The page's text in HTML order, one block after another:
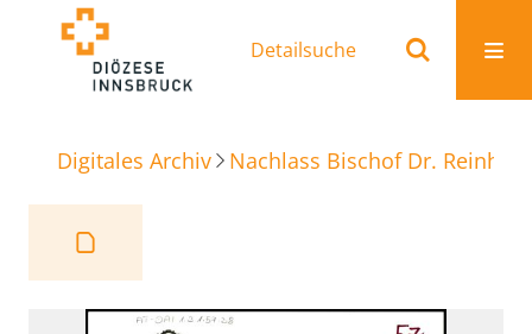
Detailsuche
Digitales Archiv Nachlass Bischof Dr.